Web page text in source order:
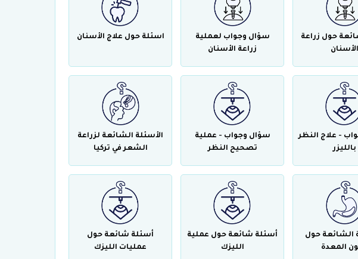
حول زراعة
الأسنان
سؤال وجواب لعملية
زراعة الأسنان
اسئلة حول علاج الأسنان
- علاج النظر
بالليزر
سؤال وجواب - عملية
تصحيح النظر
الأسئلة الشائعة لزراعة
الشعر في تركيا
الشائعة حول
المعدة
أسئلة شائعة حول عملية
الليزك
أسئلة شائعة حول
عمليات الليزك